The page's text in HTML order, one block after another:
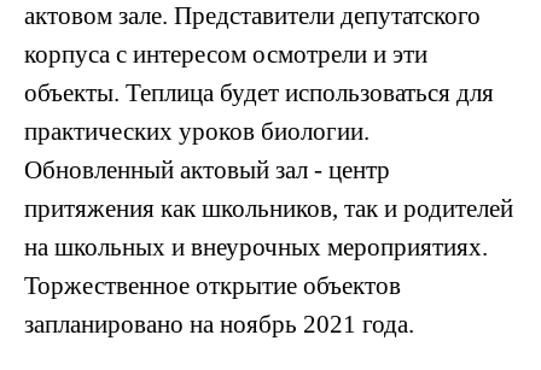
актовом зале. Представители депутатского
корпуса с интересом осмотрели и эти
объекты. Теплица будет использоваться для
практических уроков биологии.
Обновленный актовый зал - центр
притяжения как школьников, так и родителей
на школьных и внеурочных мероприятиях.
Торжественное открытие объектов
запланировано на ноябрь 2021 года.